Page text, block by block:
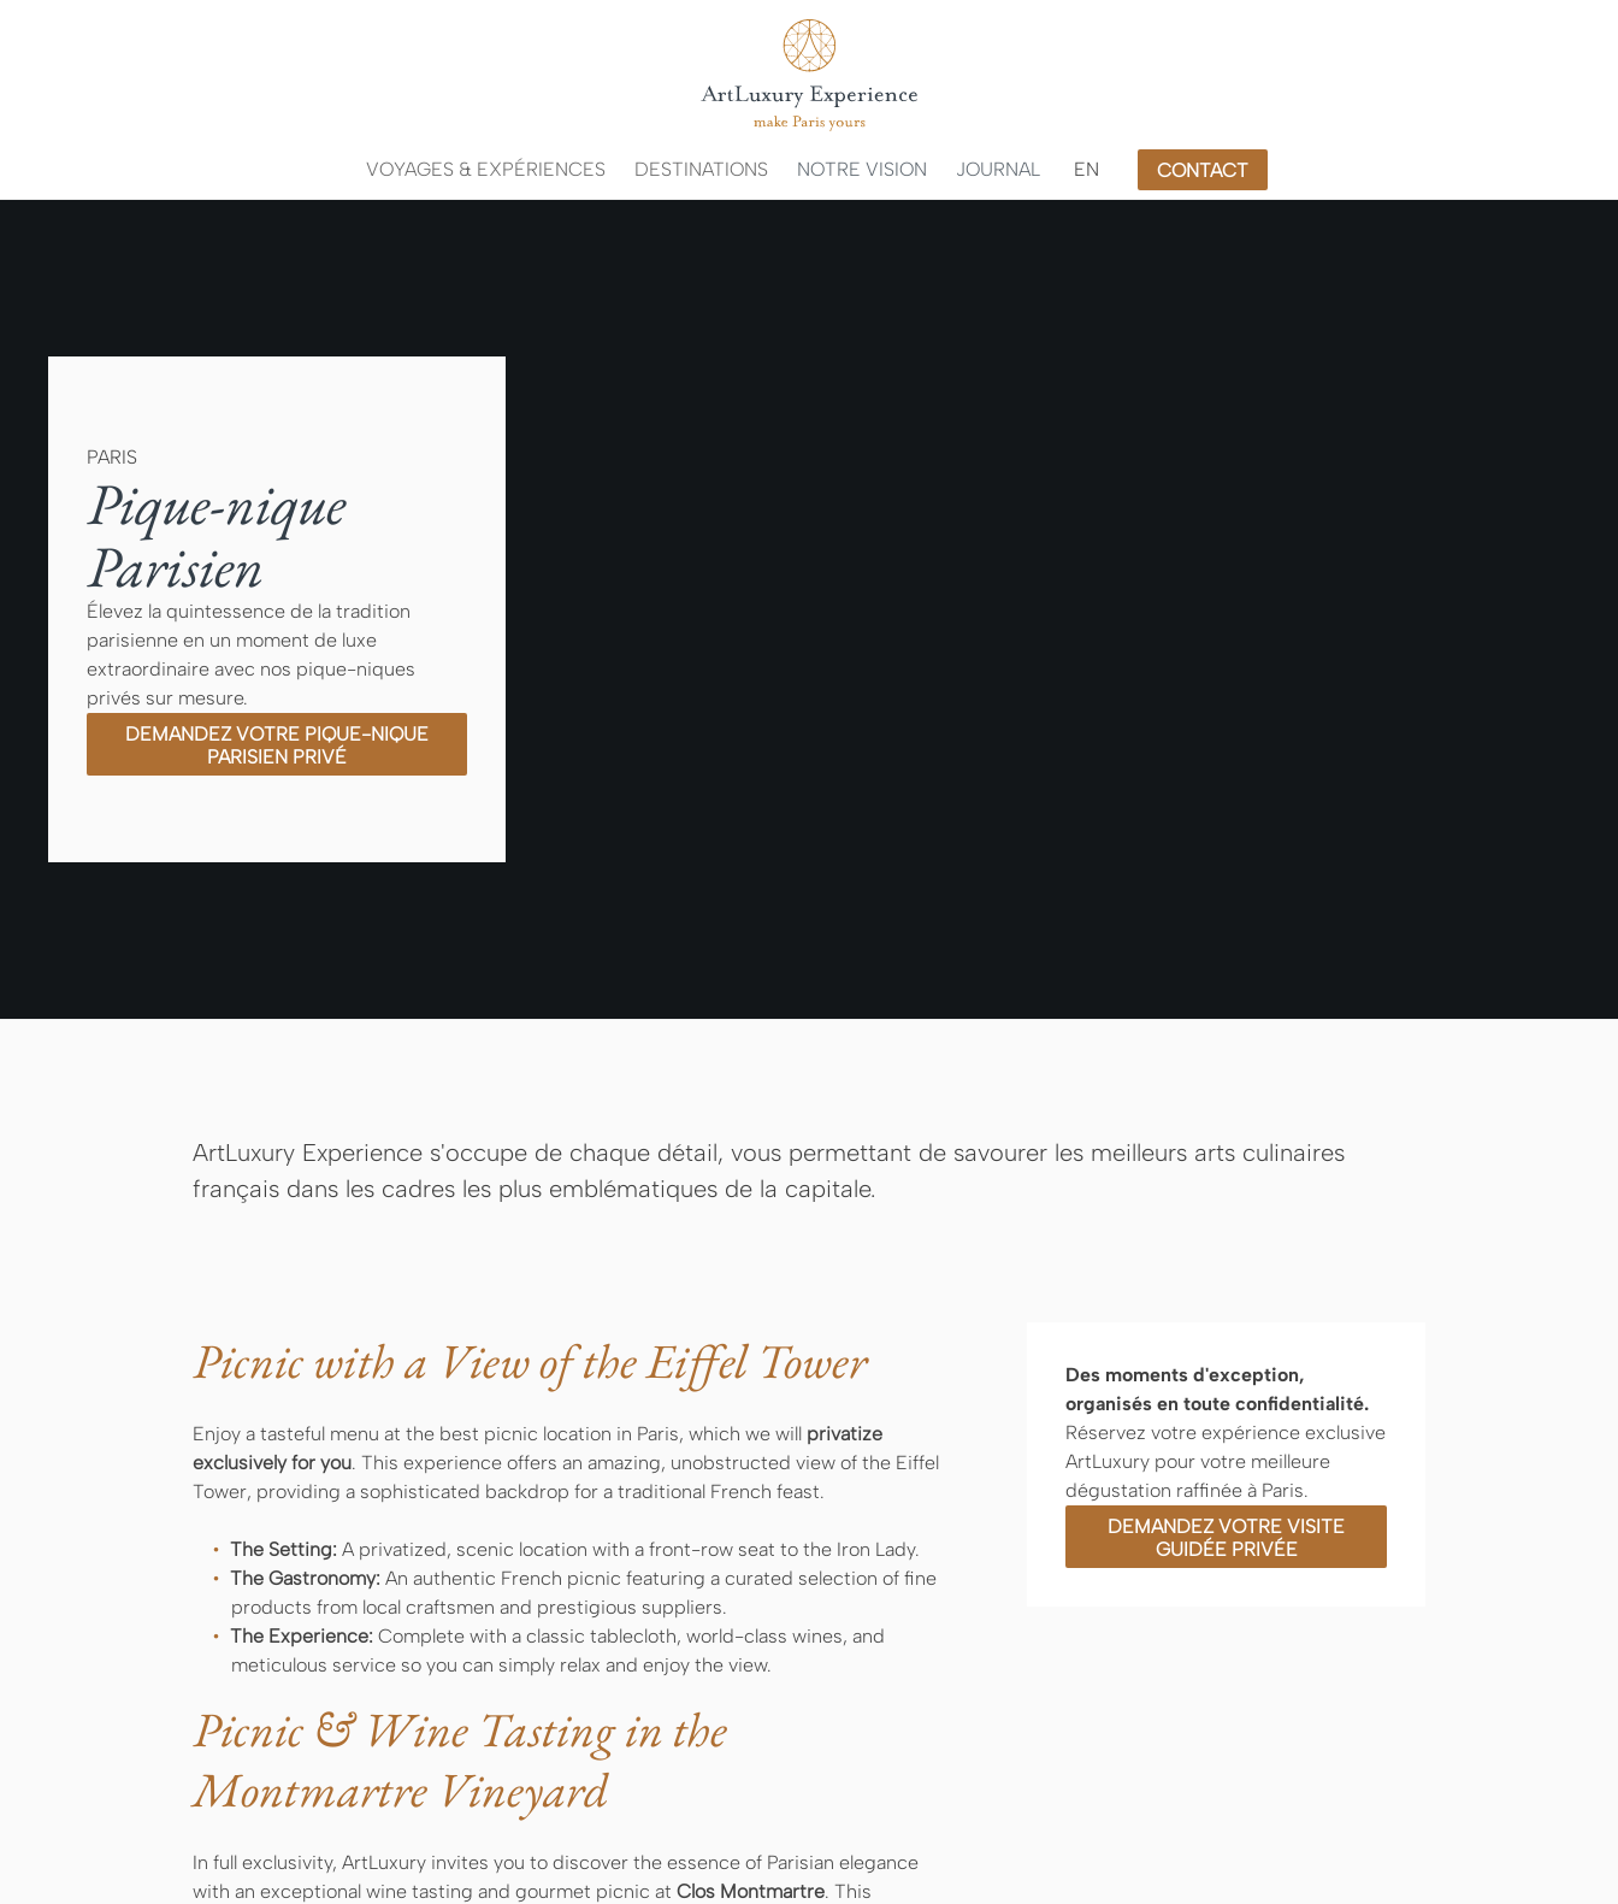
VOYAGES & EXPÉRIENCES DESTINATIONS NOTRE VISION JOURNAL EN CONTACT
PARIS
Pique-nique
Parisien
Élevez la quintessence de la tradition
parisienne en un moment de luxe
extraordinaire avec nos pique-niques
privés sur mesure.
DEMANDEZ VOTRE PIQUE-NIQUE
PARISIEN PRIVÉ
ArtLuxury Experience s'occupe de chaque détail, vous permettant de savourer les meilleurs arts culinaires
français dans les cadres les plus emblématiques de la capitale.
Picnic with a View of the Eiffel Tower
Enjoy a tasteful menu at the best picnic location in Paris, which we will privatize
exclusively for you. This experience offers an amazing, unobstructed view of the Eiffel
Tower, providing a sophisticated backdrop for a traditional French feast.
The Setting: A privatized, scenic location with a front-row seat to the Iron Lady.
The Gastronomy: An authentic French picnic featuring a curated selection of fine
products from local craftsmen and prestigious suppliers.
The Experience: Complete with a classic tablecloth, world-class wines, and
meticulous service so you can simply relax and enjoy the view.
Picnic & Wine Tasting in the
Montmartre Vineyard
In full exclusivity, ArtLuxury invites you to discover the essence of Parisian elegance
with an exceptional wine tasting and gourmet picnic at Clos Montmartre. This
Des moments d'exception,
organisés en toute confidentialité.
Réservez votre expérience exclusive
ArtLuxury pour votre meilleure
dégustation raffinée à Paris.
DEMANDEZ VOTRE VISITE
GUIDÉE PRIVÉE